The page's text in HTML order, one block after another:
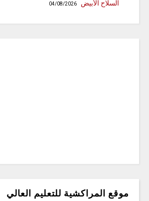
السلاح الأبيض
04/08/2026
موقع المراكشية للتعليم العالي